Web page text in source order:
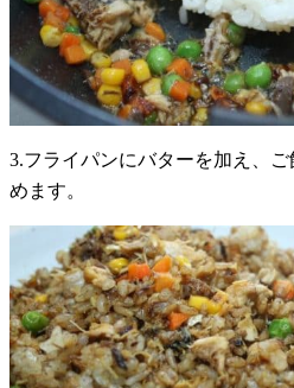
3.フライパンにバターを加え、
めます。